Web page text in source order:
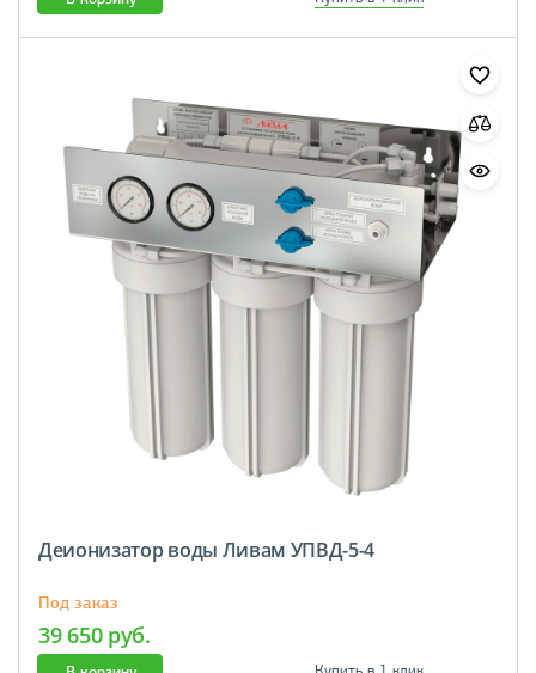
Деионизатор воды Ливам УПВД-5-4
Под заказ
39 650 руб.